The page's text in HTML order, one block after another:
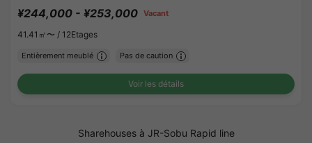
¥244,000 - ¥253,000 Vacant
41.41㎡〜 / 12Etages
Entièrement meublé Pas de caution
Voir les détails
Sharehouses à JR-Sobu Rapid line